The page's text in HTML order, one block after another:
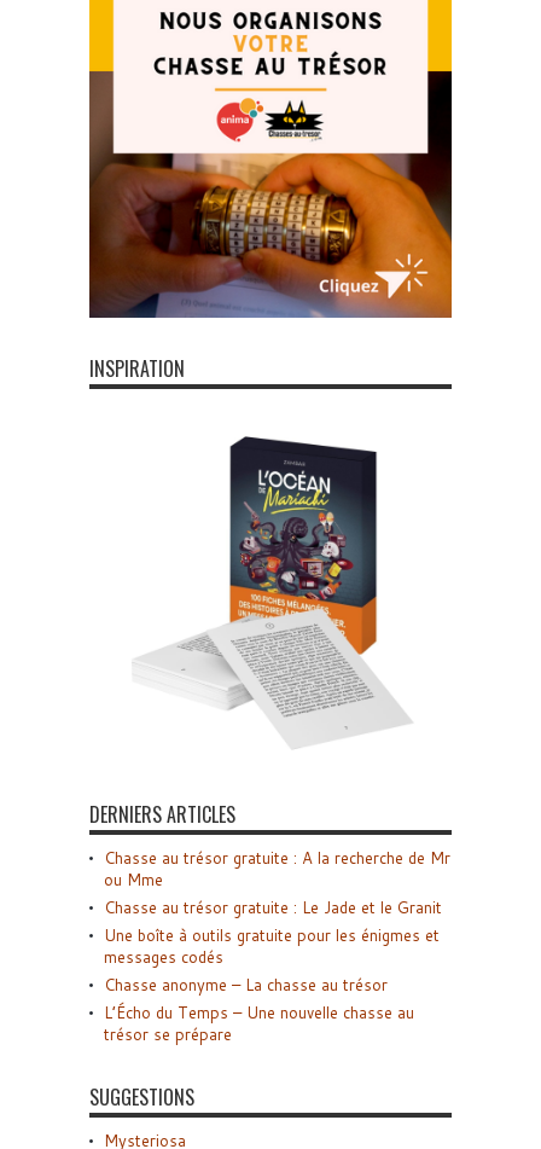
INSPIRATION
DERNIERS ARTICLES
Chasse au trésor gratuite : A la recherche de Mr
ou Mme
Chasse au trésor gratuite : Le Jade et le Granit
Une boîte à outils gratuite pour les énigmes et
messages codés
Chasse anonyme – La chasse au trésor
L’Écho du Temps – Une nouvelle chasse au
trésor se prépare
SUGGESTIONS
Mysteriosa